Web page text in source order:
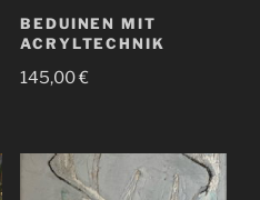
BEDUINEN MIT
ACRYLTECHNIK
145,00€